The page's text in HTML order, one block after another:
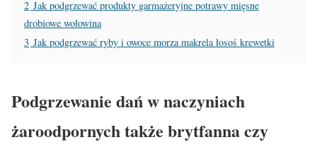
2 Jak podgrzewać produkty garmażeryjne potrawy mięsne
drobiowe wołowina
3 Jak podgrzewać ryby i owoce morza makrela łosoś krewetki
Podgrzewanie dań w naczyniach
żaroodpornych także brytfanna czy